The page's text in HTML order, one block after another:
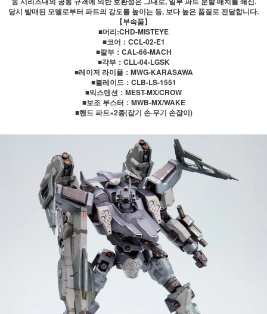
당시 발매된 모델로부터 파트의 강도를 높이는 등, 보다 높은 품질로 전달합니다.
【부속품】
■머리:CHD-MISTEYE
■코어：CCL-02-E1
■팔부：CAL-66-MACH
■각부：CLL-04-LGSK
■레이저 라이플：MWG-KARASAWA
■블레이드：CLB-LS-1551
■익스텐션：MEST-MX/CROW
■보조 부스터：MWB-MX/WAKE
■핸드 파트×2종(잡기 손·무기 손잡이)